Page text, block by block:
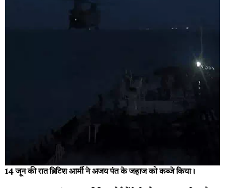
14 जून की रात ब्रिटिश आर्मी ने अजय पंत के जहाज को कब्जे किया।